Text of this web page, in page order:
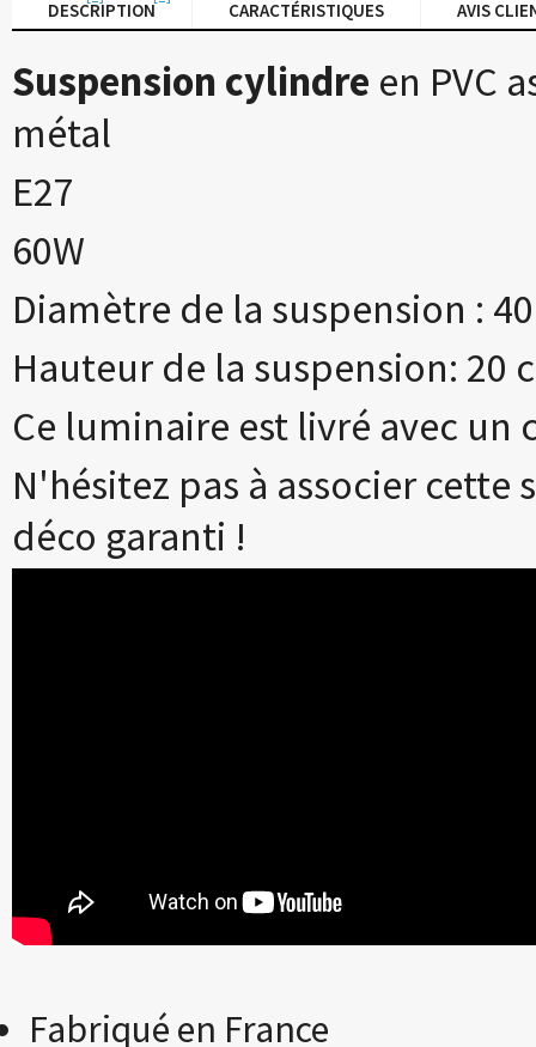
DESCRIPTION CARACTÉRISTIQUES AVIS
Suspension cylindre en PVC
métal
E27
60W
Diamètre de la suspension :
Hauteur de la suspension: 20
Ce luminaire est livré avec un
N'hésitez pas à associer
déco garanti !
Fabriqué en France